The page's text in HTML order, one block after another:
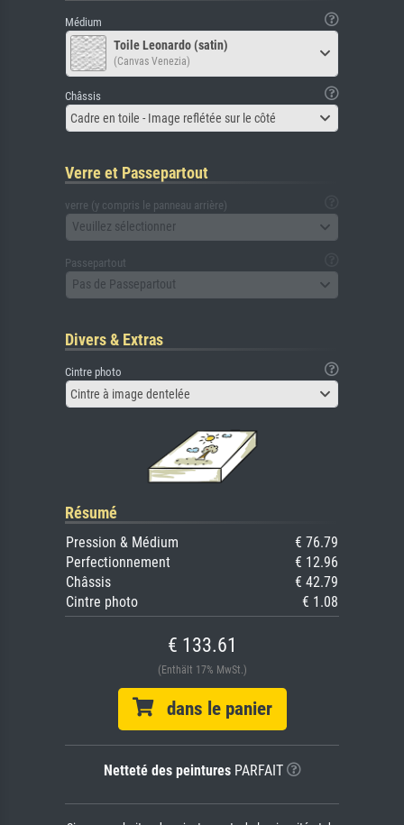
Médium
Toile Leonardo (satin)
(Canvas Venezia)
Châssis
Cadre en toile - Image reflétée sur le côté
Verre et Passepartout
verre (y compris le panneau arrière)
Veuillez sélectionner
Passepartout
Pas de Passepartout
Divers & Extras
Cintre photo
Cintre à image dentelée
Résumé
Pression & Médium
€ 76.79
Perfectionnement
€ 12.96
Châssis
€ 42.79
Cintre photo
€ 1.08
€ 133.61
(Enthält 17% MwSt.)
dans le panier
Netteté des peinturesPARFAIT